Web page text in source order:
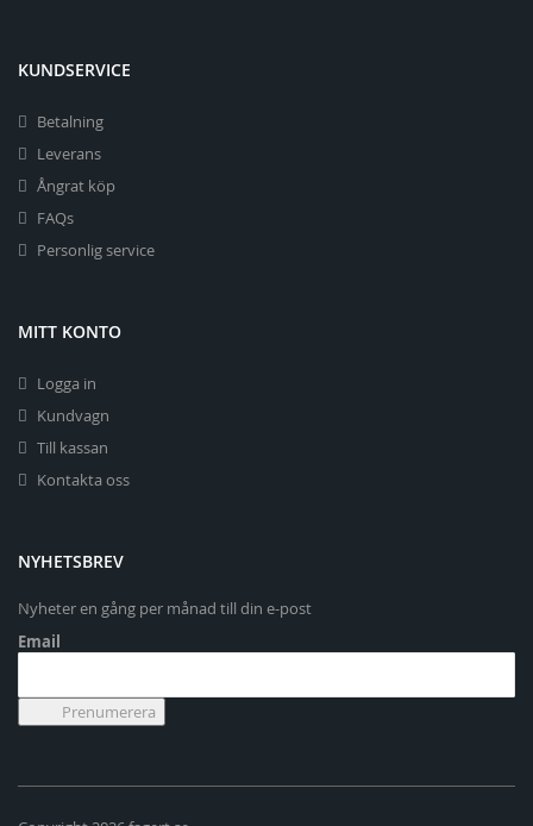
KUNDSERVICE
Betalning
Leverans
Ångrat köp
FAQs
Personlig service
MITT KONTO
Logga in
Kundvagn
Till kassan
Kontakta oss
NYHETSBREV
Nyheter en gång per månad till din e-post
Email